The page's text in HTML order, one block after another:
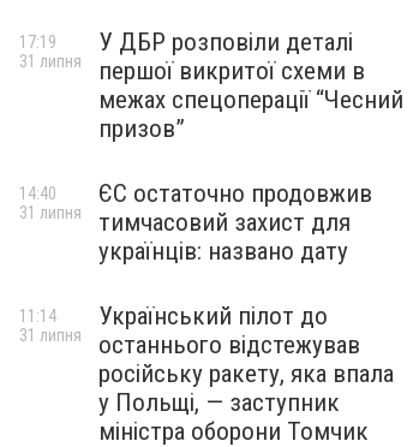
У ДБР розповіли деталі
першої викритої схеми в
межах спецоперації “Чесний
призов”
17:19
31 липня
ЄС остаточно продовжив
тимчасовий захист для
українців: названо дату
14:40
31 липня
Український пілот до
останнього відстежував
російську ракету, яка впала
у Польщі, — заступник
міністра оборони Томчик
11:14
31 липня